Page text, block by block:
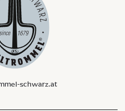
schwarz.at